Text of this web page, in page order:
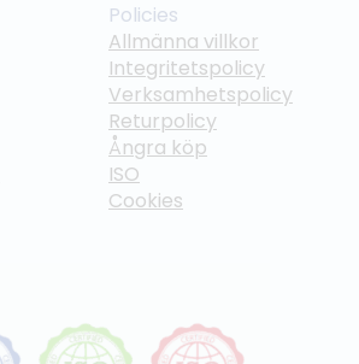
Policies
Allmänna villkor
Integritetspolicy
Verksamhetspolicy
Returpolicy
Ångra köp
ISO
Cookies